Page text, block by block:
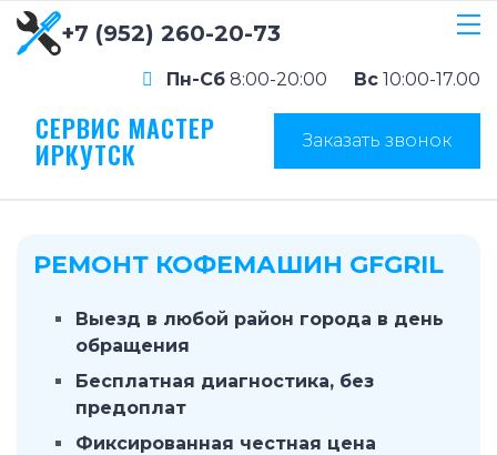
+7 (952) 260-20-73
Пн-Сб 8:00-20:00 Вс 10:00-17.00
СЕРВИС МАСТЕР
ИРКУТСК Заказать звонок
РЕМОНТ КОФЕМАШИН GFGRIL
Выезд в любой район города в день
обращения
Бесплатная диагностика, без
предоплат
Фиксированная честная цена